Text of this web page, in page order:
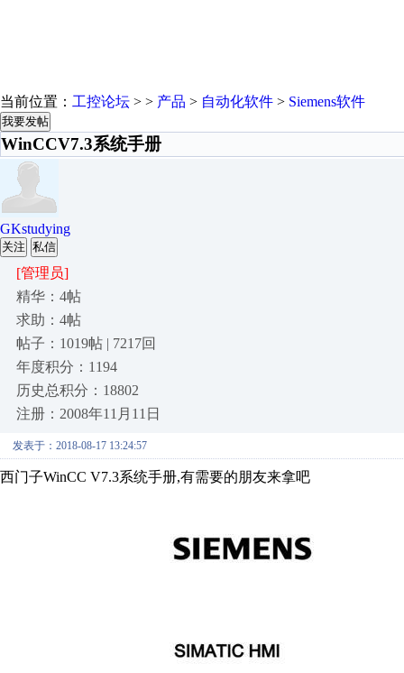
当前位置： 工控论坛 > > 产品 > 自动化软件 > Siemens软件
我要发帖
WinCCV7.3系统手册
GKstudying
关注 私信
[管理员]
精华：4帖
求助：4帖
帖子：1019帖 | 7217回
年度积分：1194
历史总积分：18802
注册：2008年11月11日
发表于：2018-08-17 13:24:57
西门子WinCC V7.3系统手册,有需要的朋友来拿吧